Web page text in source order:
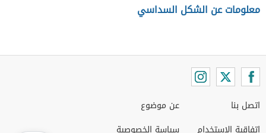
معلومات عن الشكل السداسي
اتصل بنا
عن موضوع